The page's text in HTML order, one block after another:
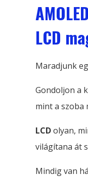
LCD
Maradjunk
Gondoljon a
mint a szoba
LCDolyan,
világítana át
Mindig van